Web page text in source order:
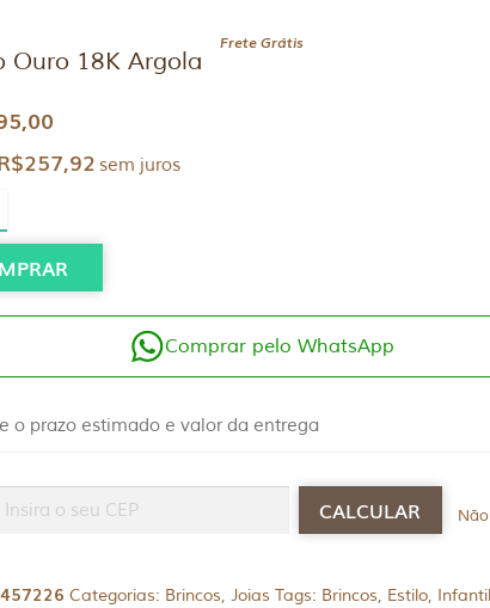
Frete Grátis
Ouro 18K Argola
257,92 sem juros
Comprar pelo WhatsApp
o prazo estimado e valor da entrega
Categorias: Brincos, Joias Tags: Brincos, Estilo, Infantil